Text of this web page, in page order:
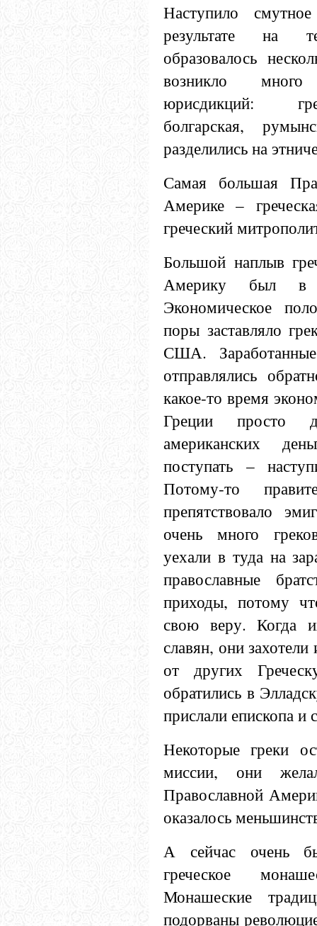
Наступило
результате на
образовалось
возникло
юрисдикций:
болгарская,
разделились на
Самая большая
Америке –
греческий
Большой наплыв
Америку был в
Экономическое
поры заставляло
США.
отправлялись
какое-то время
Греции просто
американских
поступать –
Потому-то
препятствовало
очень много
уехали в туда на
православные
приходы, потому
свою веру. Когда
славян, они
от других
обратились в
прислали епископа и
Некоторые греки
миссии, они
Православной
оказалось
А сейчас очень
греческое
Монашеские
подорваны